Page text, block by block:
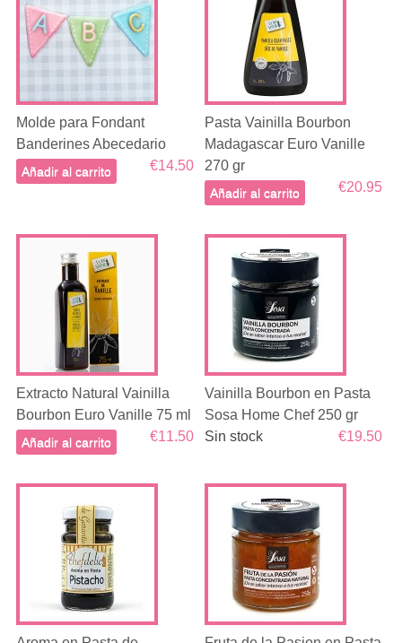
Molde para Fondant
Banderines Abecedario
€14.50
Añadir al carrito
Pasta Vainilla Bourbon
Madagascar Euro Vanille
270 gr
€20.95
Añadir al carrito
Extracto Natural Vainilla
Bourbon Euro Vanille 75 ml
€11.50
Añadir al carrito
Vainilla Bourbon en Pasta
Sosa Home Chef 250 gr
€19.50
Sin stock